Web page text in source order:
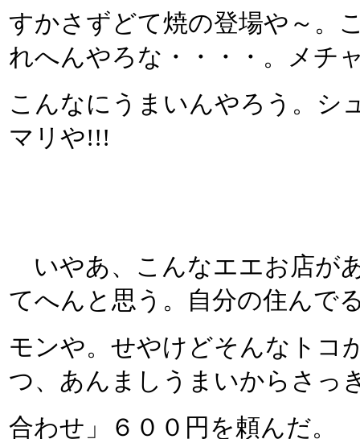
すかさずどて焼の登場や～。
れへんやろな・・・・。メ
こんなにうまいんやろう。シ
マリや!!!
いやあ、こんなエエお店が
てへんと思う。自分の住んで
モンや。せやけどそんなトコ
つ、あんましうまいからさっ
合わせ」６００円を頼んだ。